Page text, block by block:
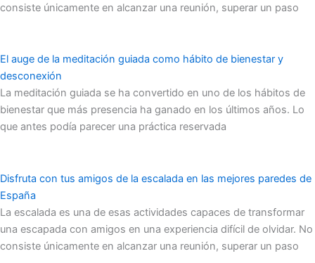
consiste únicamente en alcanzar una reunión, superar un paso
El auge de la meditación guiada como hábito de bienestar y
desconexión
La meditación guiada se ha convertido en uno de los hábitos de
bienestar que más presencia ha ganado en los últimos años. Lo
que antes podía parecer una práctica reservada
Disfruta con tus amigos de la escalada en las mejores paredes de
España
La escalada es una de esas actividades capaces de transformar
una escapada con amigos en una experiencia difícil de olvidar. No
consiste únicamente en alcanzar una reunión, superar un paso